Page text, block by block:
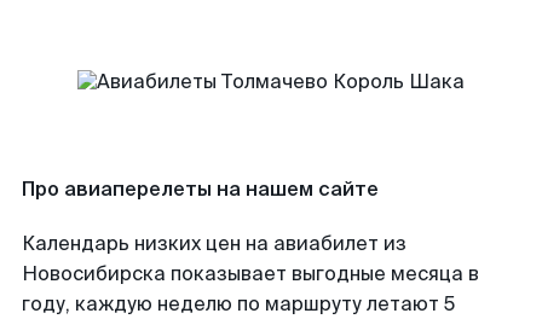
Про авиаперелеты на нашем сайте
Календарь низких цен на авиабилет из
Новосибирска показывает выгодные месяца в
году, каждую неделю по маршруту летают 5